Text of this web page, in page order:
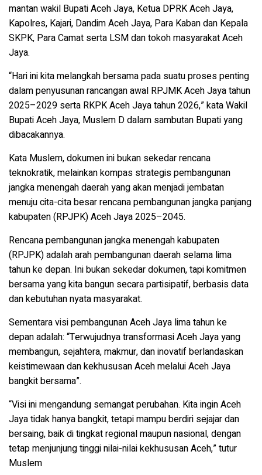
mantan wakil Bupati Aceh Jaya, Ketua DPRK Aceh Jaya,
Kapolres, Kajari, Dandim Aceh Jaya, Para Kaban dan Kepala
SKPK, Para Camat serta LSM dan tokoh masyarakat Aceh
Jaya.
“Hari ini kita melangkah bersama pada suatu proses penting
dalam penyusunan rancangan awal RPJMK Aceh Jaya tahun
2025–2029 serta RKPK Aceh Jaya tahun 2026,” kata Wakil
Bupati Aceh Jaya, Muslem D dalam sambutan Bupati yang
dibacakannya.
Kata Muslem, dokumen ini bukan sekedar rencana
teknokratik, melainkan kompas strategis pembangunan
jangka menengah daerah yang akan menjadi jembatan
menuju cita-cita besar rencana pembangunan jangka panjang
kabupaten (RPJPK) Aceh Jaya 2025–2045.
Rencana pembangunan jangka menengah kabupaten
(RPJPK) adalah arah pembangunan daerah selama lima
tahun ke depan. Ini bukan sekedar dokumen, tapi komitmen
bersama yang kita bangun secara partisipatif, berbasis data
dan kebutuhan nyata masyarakat.
Sementara visi pembangunan Aceh Jaya lima tahun ke
depan adalah: “Terwujudnya transformasi Aceh Jaya yang
membangun, sejahtera, makmur, dan inovatif berlandaskan
keistimewaan dan kekhususan Aceh melalui Aceh Jaya
bangkit bersama”.
“Visi ini mengandung semangat perubahan. Kita ingin Aceh
Jaya tidak hanya bangkit, tetapi mampu berdiri sejajar dan
bersaing, baik di tingkat regional maupun nasional, dengan
tetap menjunjung tinggi nilai-nilai kekhususan Aceh,” tutur
Muslem